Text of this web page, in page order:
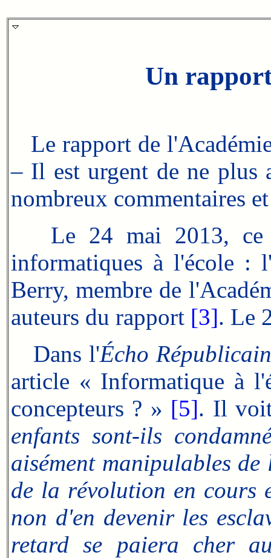
Un
Le rapport de
– Il est urgent de ne plus
nombreux commentaires
Le 24 mai 2013, ce
informatiques à l'école :
Berry, membre de
auteurs du rapport [3]. Le
Dans l'Écho
article « Informatique à
concepteurs ? » [5]. Il
enfants sont-ils
aisément manipulables
de la révolution en cours
non d'en devenir les
retard se paiera cher